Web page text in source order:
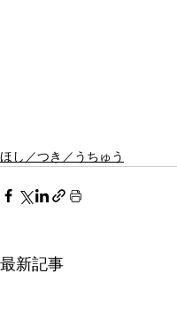
ほし／つき／うちゅう
最新記事